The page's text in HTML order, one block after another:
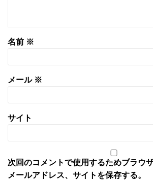
名前 ※
メール ※
サイト
次回のコメントで使用するためブラウ
メールアドレス、サイトを保存する。